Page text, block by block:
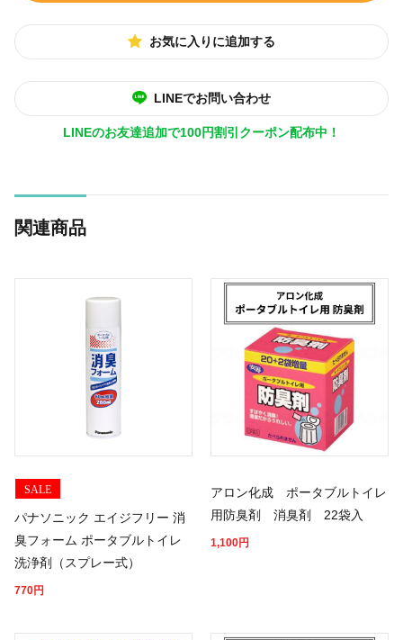
お気に入りに追加する
LINEでお問い合わせ
LINEのお友達追加で100円割引クーポン配布中！
関連商品
SALE
パナソニック エイジフリー 消
臭フォーム ポータブルトイレ
洗浄剤（スプレー式）
770円
アロン化成 ポータブルトイレ
用防臭剤 消臭剤 22袋入
1,100円